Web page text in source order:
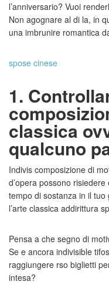
l’anniversario? Vuoi
Non agognare al di la, in
una imbrunire romantica
spose cinese
1.
classica
qualcuno
Indivis composizione di
d’opera possono
tempo di sostanza in il
l’arte classica addirittura
Pensa a che segno di
Se e ancora indivisible
raggiungere rso biglietti
intesa?